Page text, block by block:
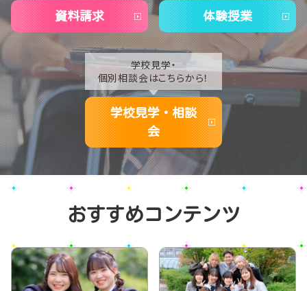
資料請求 体験授業
学校見学・
個別相談会はこちらから！
学校見学・相談
会
おすすめコンテンツ